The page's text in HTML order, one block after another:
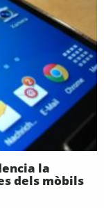
la
dels mòbils